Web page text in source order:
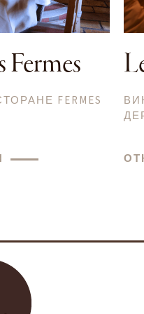
Fermes
FERMES